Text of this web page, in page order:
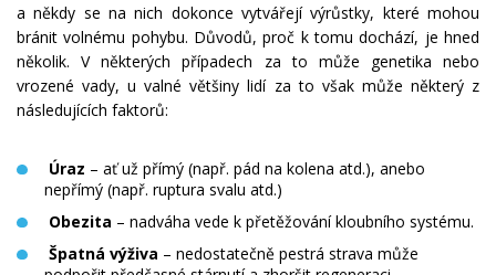
a někdy se na nich dokonce vytvářejí výrůstky, které mohou
bránit volnému pohybu. Důvodů, proč k tomu dochází, je hned
několik. V některých případech za to může genetika nebo
vrozené vady, u valné většiny lidí za to však může některý z
následujících faktorů:
Úraz – ať už přímý (např. pád na kolena atd.), anebo
nepřímý (např. ruptura svalu atd.)
Obezita – nadváha vede k přetěžování kloubního systému.
Špatná výživa – nedostatečně pestrá strava může